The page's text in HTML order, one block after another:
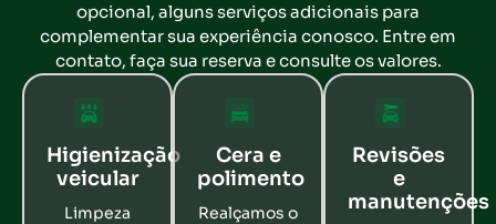
opcional, alguns serviços adicionais para
complementar sua experiência conosco. Entre em
contato, faça sua reserva e consulte os valores.
Higienização
veicular
Limpeza
Cera e
polimento
Realçamos o
Revisões
e
manutenções